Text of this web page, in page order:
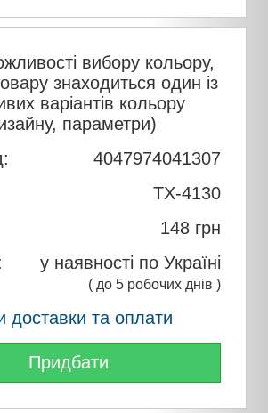
вибору кольору,
знаходиться один із
варіантів кольору
параметри)
4047974041307
TX-4130
148 грн
у наявності по Україні
( до 5 робочих днів )
доставки та оплати
Придбати